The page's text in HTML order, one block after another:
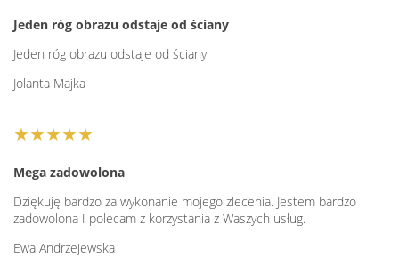
Jeden róg obrazu odstaje od ściany
Jeden róg obrazu odstaje od ściany
Jolanta Majka
★★★★★
Mega zadowolona
Dziękuję bardzo za wykonanie mojego zlecenia. Jestem bardzo
zadowolona I polecam z korzystania z Waszych usług.
Ewa Andrzejewska